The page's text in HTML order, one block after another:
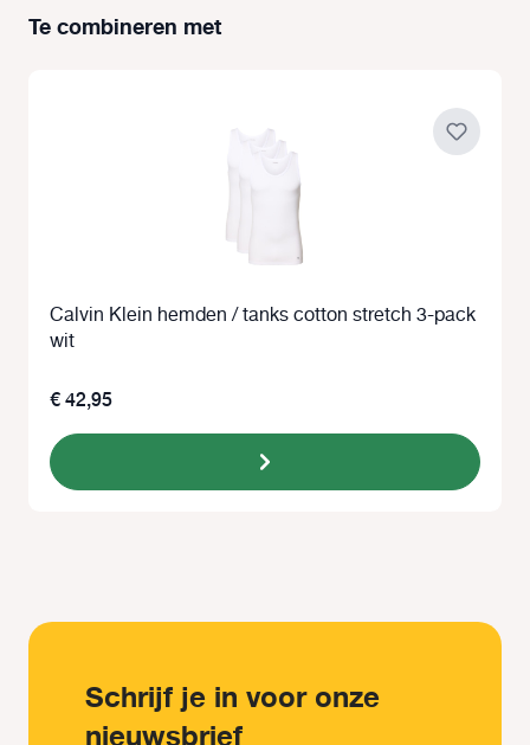
Productgalerij overslaan
Te combineren met
Calvin Klein hemden / tanks cotton stretch 3-pack
wit
€ 42,95
Schrijf je in voor onze